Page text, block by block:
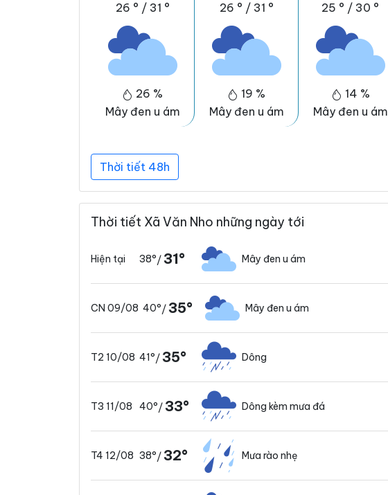
26 ° / 31 °
26 %
Mây đen u ám
26 ° / 31 °
19 %
Mây đen u ám
25 ° / 30 °
14 %
Mây đen u ám
Thời tiết 48h
Thời tiết Xã Văn Nho những ngày tới
Hiện tại 38°/31° Mây đen u ám
CN 09/08 40°/35° Mây đen u ám
T2 10/08 41°/35° Dông
T3 11/08 40°/33° Dông kèm mưa đá
T4 12/08 38°/32° Mưa rào nhẹ